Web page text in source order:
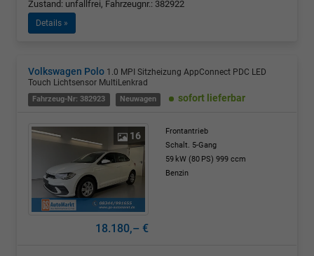
Zustand: unfallfrei, Fahrzeugnr.: 382922
Details »
Volkswagen Polo 1.0 MPI Sitzheizung AppConnect PDC LED
Touch Lichtsensor MultiLenkrad
Fahrzeug-Nr: 382923 Neuwagen sofort lieferbar
16
Frontantrieb
Schalt. 5-Gang
59 kW (80 PS) 999 ccm
Benzin
18.180,– €